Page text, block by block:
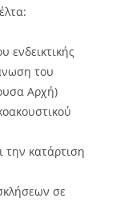
ενδεικτικής
του
Αρχή)
κατάρτιση
σε